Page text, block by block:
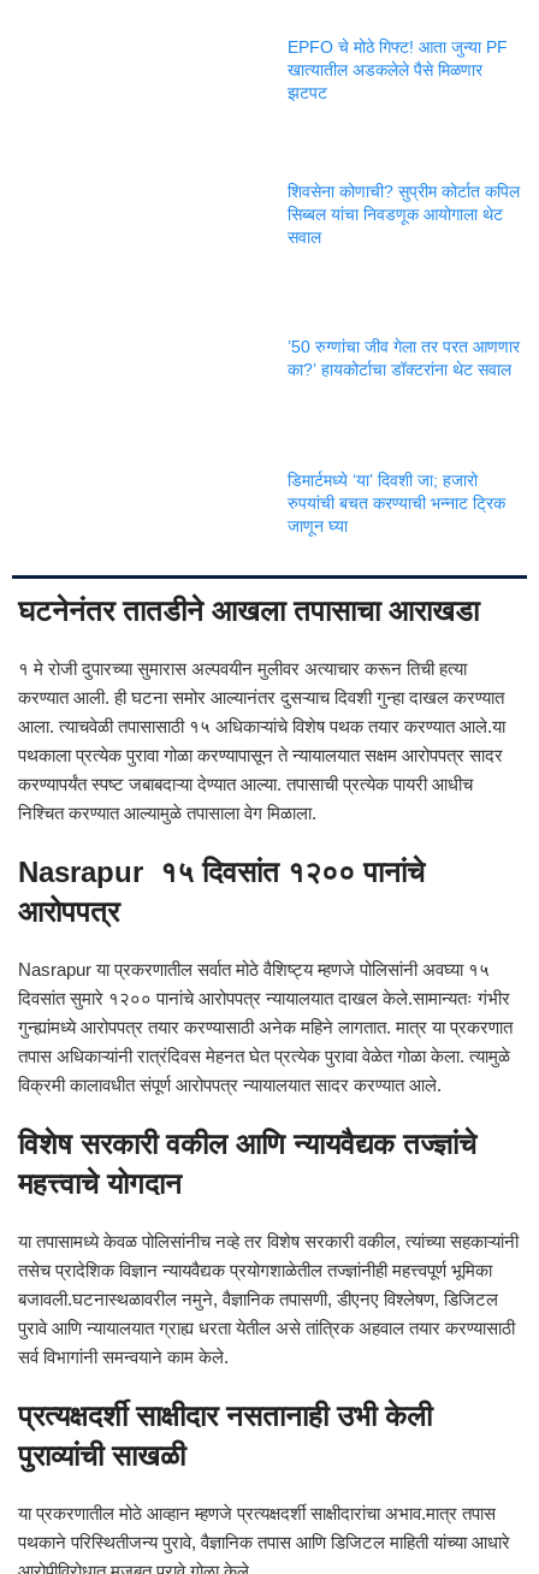
EPFO चे मोठे गिफ्ट! आता जुन्या PF
खात्यातील अडकलेले पैसे मिळणार
झटपट
शिवसेना कोणाची? सुप्रीम कोर्टात कपिल
सिब्बल यांचा निवडणूक आयोगाला थेट
सवाल
’50 रुग्णांचा जीव गेला तर परत आणणार
का?’ हायकोर्टाचा डॉक्टरांना थेट सवाल
डिमार्टमध्ये ‘या’ दिवशी जा; हजारो
रुपयांची बचत करण्याची भन्नाट ट्रिक
जाणून घ्या
घटनेनंतर तातडीने आखला तपासाचा आराखडा
१ मे रोजी दुपारच्या सुमारास अल्पवयीन मुलीवर अत्याचार करून तिची हत्या
करण्यात आली. ही घटना समोर आल्यानंतर दुसऱ्याच दिवशी गुन्हा दाखल करण्यात
आला. त्याचवेळी तपासासाठी १५ अधिकाऱ्यांचे विशेष पथक तयार करण्यात आले.या
पथकाला प्रत्येक पुरावा गोळा करण्यापासून ते न्यायालयात सक्षम आरोपपत्र सादर
करण्यापर्यंत स्पष्ट जबाबदाऱ्या देण्यात आल्या. तपासाची प्रत्येक पायरी आधीच
निश्चित करण्यात आल्यामुळे तपासाला वेग मिळाला.
Nasrapur १५ दिवसांत १२०० पानांचे
आरोपपत्र
Nasrapur या प्रकरणातील सर्वात मोठे वैशिष्ट्य म्हणजे पोलिसांनी अवघ्या १५
दिवसांत सुमारे १२०० पानांचे आरोपपत्र न्यायालयात दाखल केले.सामान्यतः गंभीर
गुन्ह्यांमध्ये आरोपपत्र तयार करण्यासाठी अनेक महिने लागतात. मात्र या प्रकरणात
तपास अधिकाऱ्यांनी रात्रंदिवस मेहनत घेत प्रत्येक पुरावा वेळेत गोळा केला. त्यामुळे
विक्रमी कालावधीत संपूर्ण आरोपपत्र न्यायालयात सादर करण्यात आले.
विशेष सरकारी वकील आणि न्यायवैद्यक तज्ज्ञांचे
महत्त्वाचे योगदान
या तपासामध्ये केवळ पोलिसांनीच नव्हे तर विशेष सरकारी वकील, त्यांच्या सहकाऱ्यांनी
तसेच प्रादेशिक विज्ञान न्यायवैद्यक प्रयोगशाळेतील तज्ज्ञांनीही महत्त्वपूर्ण भूमिका
बजावली.घटनास्थळावरील नमुने, वैज्ञानिक तपासणी, डीएनए विश्लेषण, डिजिटल
पुरावे आणि न्यायालयात ग्राह्य धरता येतील असे तांत्रिक अहवाल तयार करण्यासाठी
सर्व विभागांनी समन्वयाने काम केले.
प्रत्यक्षदर्शी साक्षीदार नसतानाही उभी केली
पुराव्यांची साखळी
या प्रकरणातील मोठे आव्हान म्हणजे प्रत्यक्षदर्शी साक्षीदारांचा अभाव.मात्र तपास
पथकाने परिस्थितीजन्य पुरावे, वैज्ञानिक तपास आणि डिजिटल माहिती यांच्या आधारे